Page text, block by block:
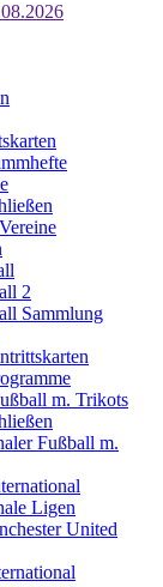
2
Sammlung
m. Trikots
Fußball m.
Ligen
United